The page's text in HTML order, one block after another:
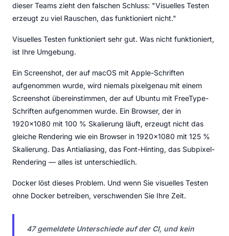
dieser Teams zieht den falschen Schluss: "Visuelles Testen
erzeugt zu viel Rauschen, das funktioniert nicht."
Visuelles Testen funktioniert sehr gut. Was nicht funktioniert,
ist Ihre Umgebung.
Ein Screenshot, der auf macOS mit Apple-Schriften
aufgenommen wurde, wird niemals pixelgenau mit einem
Screenshot übereinstimmen, der auf Ubuntu mit FreeType-
Schriften aufgenommen wurde. Ein Browser, der in
1920x1080 mit 100 % Skalierung läuft, erzeugt nicht das
gleiche Rendering wie ein Browser in 1920x1080 mit 125 %
Skalierung. Das Antialiasing, das Font-Hinting, das Subpixel-
Rendering — alles ist unterschiedlich.
Docker löst dieses Problem. Und wenn Sie visuelles Testen
ohne Docker betreiben, verschwenden Sie Ihre Zeit.
47 gemeldete Unterschiede auf der CI, und kein